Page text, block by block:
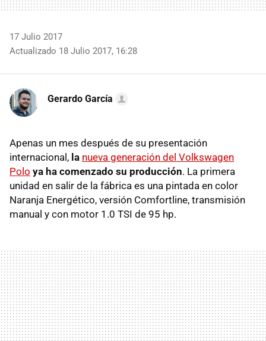
17 Julio 2017
Actualizado 18 Julio 2017, 16:28
Gerardo García
Apenas un mes después de su presentación
internacional, la nueva generación del Volkswagen
Polo ya ha comenzado su producción. La primera
unidad en salir de la fábrica es una pintada en color
Naranja Energético, versión Comfortline, transmisión
manual y con motor 1.0 TSI de 95 hp.